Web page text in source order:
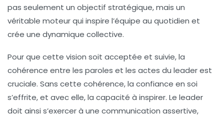
pas seulement un objectif stratégique, mais un
véritable moteur qui inspire l’équipe au quotidien et
crée une dynamique collective.
Pour que cette vision soit acceptée et suivie,la
cohérence entre les paroles et les actes du leader est
cruciale. Sans cette cohérence, la confiance en soi
s’effrite, et avec elle, la capacité à inspirer. Le leader
doit ainsi s’exercer à une communication assertive,